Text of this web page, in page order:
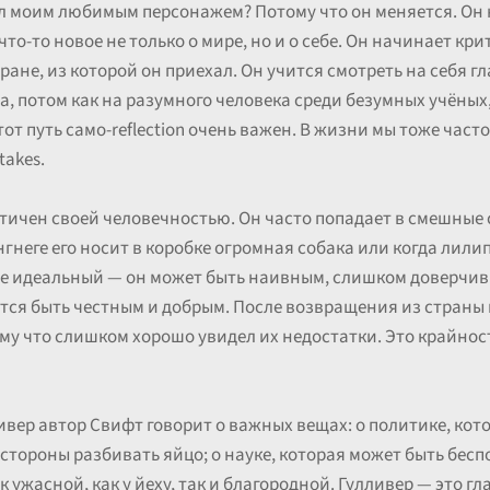
моим любимым персонажем? Потому что он меняется. Он
то новое не только о мире, но и о себе. Он начинает
из которой он приехал. Он учится смотреть на себя
потом как на разумного человека среди безумных
путь само-reflection очень важен. В жизни мы тоже
своей человечностью. Он часто попадает в
его носит в коробке огромная собака или когда
идеальный — он может быть наивным, слишком
быть честным и добрым. После возвращения из
что слишком хорошо увидел их недостатки. Это
автор Свифт говорит о важных вещах: о политике,
разбивать яйцо; о науке, которая может быть
как у йеху, так и благородной. Гулливер — это